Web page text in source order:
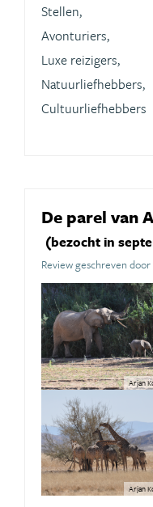
Stellen,
Avonturiers,
Luxe reizigers,
Natuurliefhebbers,
Cultuurliefhebbers
De parel van
(bezocht in
Review geschreven
Arjan
Arjan